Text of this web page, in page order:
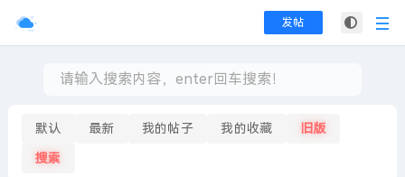
发帖
默认 最新 我的帖子 我的收藏 旧版
搜索